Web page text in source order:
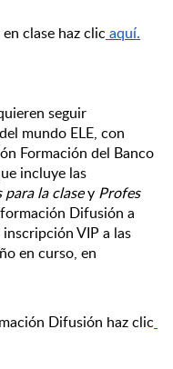
clase haz clic aquí.
seguir
mundo ELE, con
Formación del Banco
incluye las
para la clase y Profes
Difusión a
VIP a las
en curso, en
Difusión haz clic